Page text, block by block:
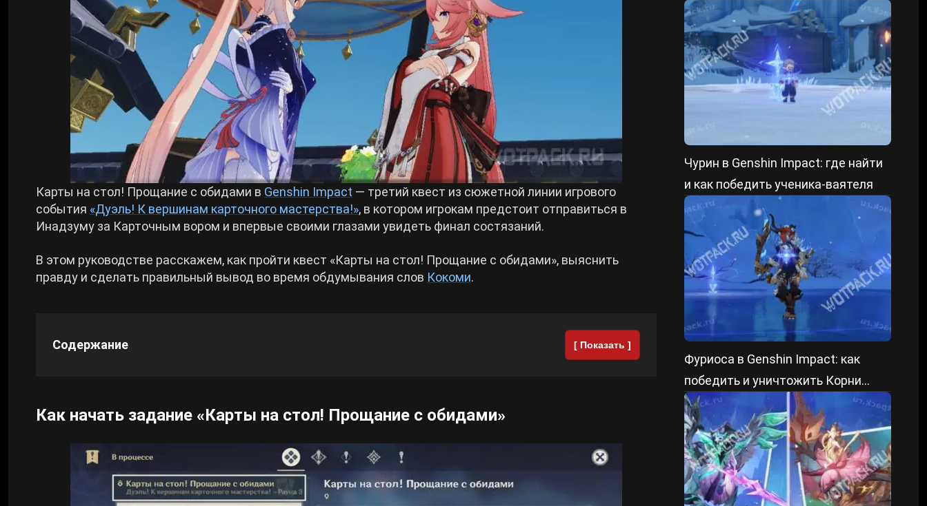
Crimson Desert
Zenless Zone Zero
Kingdom Come: Deliverance 2
Path of Exile 2
Wuthering Waves
Roblox
Cyberpunk 2077
Билды Arknights: Endfield
Билды Wuthering Waves
Билды Cyberpunk 2077
Билды Path of Exile 2
Карты на стол! Прощание с обидами в Genshin Impact — третий квест из сюжетной линии игрового
события «Дуэль! К вершинам карточного мастерства!», в котором игрокам предстоит отправиться в
Инадзуму за Карточным вором и впервые своими глазами увидеть финал состязаний.
В этом руководстве расскажем, как пройти квест «Карты на стол! Прощание с обидами», выяснить
правду и сделать правильный вывод во время обдумывания слов Кокоми.
Содержание [ Показать ]
Как начать задание «Карты на стол! Прощание с обидами»
форме и уменьшенном состоянии
Чурин в Genshin Impact: где найти
и как победить ученика-ваятеля
Фуриоса в Genshin Impact: как
победить и уничтожить Корни
преграды